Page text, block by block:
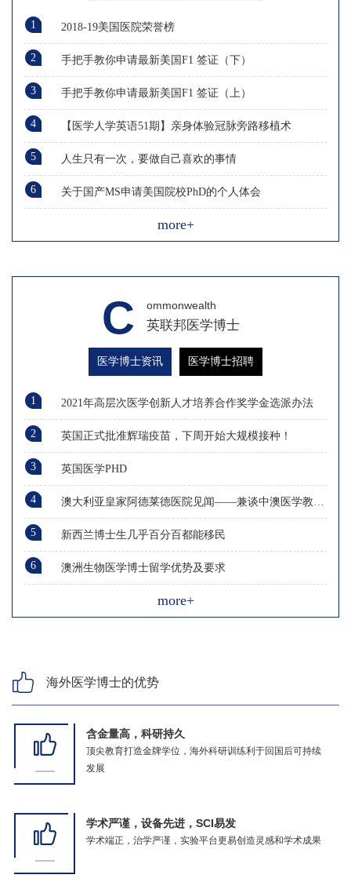
1 2018-19美国医院荣誉榜
2 手把手教你申请最新美国F1 签证（下）
3 手把手教你申请最新美国F1 签证（上）
4 【医学人学英语51期】亲身体验冠脉旁路移植术
5 人生只有一次，要做自己喜欢的事情
6 关于国产MS申请美国院校PhD的个人体会
more+
C ommonwealth
英联邦医学博士
医学博士资讯 医学博士招聘
1 2021年高层次医学创新人才培养合作奖学金选派办法
2 英国正式批准辉瑞疫苗，下周开始大规模接种！
3 英国医学PHD
4 澳大利亚皇家阿德莱德医院见闻——兼谈中澳医学教育的差异
5 新西兰博士生几乎百分百都能移民
6 澳洲生物医学博士留学优势及要求
more+
海外医学博士的优势
含金量高，科研持久
顶尖教育打造金牌学位，海外科研训练利于回国后可持续
发展
学术严谨，设备先进，SCI易发
学术端正，治学严谨，实验平台更易创造灵感和学术成果